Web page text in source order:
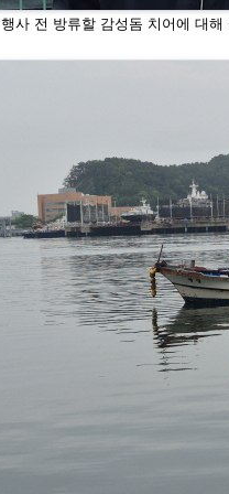
행사 전 방류할 감성돔 치어에 대